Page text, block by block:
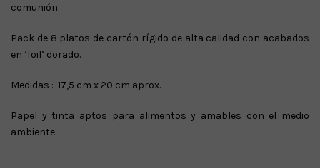
comunión.
Pack de 8 platos de cartón rígido de alta calidad con acabados
en ‘foil’ dorado.
Medidas : 17,5 cm x 20 cm aprox.
Papel y tinta aptos para alimentos y amables con el medio
ambiente.